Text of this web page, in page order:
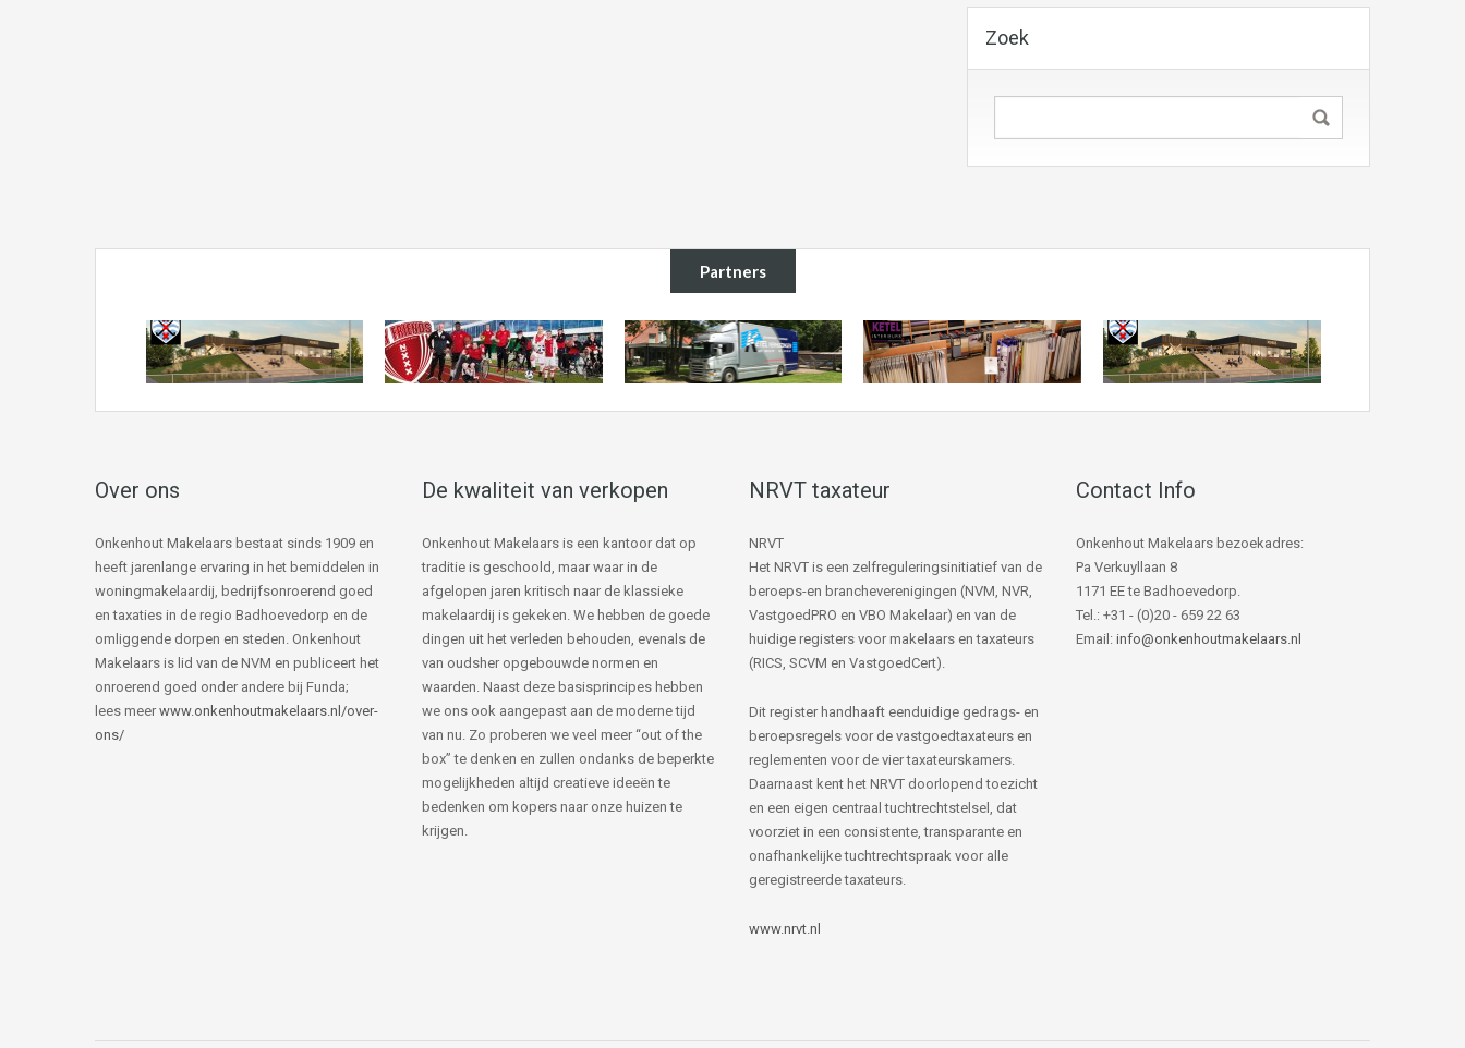
Zoek
Partners
Over ons
Onkenhout Makelaars bestaat sinds 1909 en
heeft jarenlange ervaring in het bemiddelen in
woningmakelaardij, bedrijfsonroerend goed
en taxaties in de regio Badhoevedorp en de
omliggende dorpen en steden. Onkenhout
Makelaars is lid van de NVM en publiceert het
onroerend goed onder andere bij Funda;
lees meer www.onkenhoutmakelaars.nl/over-
ons/
De kwaliteit van verkopen
Onkenhout Makelaars is een kantoor dat op
traditie is geschoold, maar waar in de
afgelopen jaren kritisch naar de klassieke
makelaardij is gekeken. We hebben de goede
dingen uit het verleden behouden, evenals de
van oudsher opgebouwde normen en
waarden. Naast deze basisprincipes hebben
we ons ook aangepast aan de moderne tijd
van nu. Zo proberen we veel meer “out of the
box” te denken en zullen ondanks de beperkte
mogelijkheden altijd creatieve ideeën te
bedenken om kopers naar onze huizen te
krijgen.
NRVT taxateur
NRVT
Het NRVT is een zelfreguleringsinitiatief van de
beroeps-en brancheverenigingen (NVM, NVR,
VastgoedPRO en VBO Makelaar) en van de
huidige registers voor makelaars en taxateurs
(RICS, SCVM en VastgoedCert).
Dit register handhaaft eenduidige gedrags- en
beroepsregels voor de vastgoedtaxateurs en
reglementen voor de vier taxateurskamers.
Daarnaast kent het NRVT doorlopend toezicht
en een eigen centraal tuchtrechtstelsel, dat
voorziet in een consistente, transparante en
onafhankelijke tuchtrechtspraak voor alle
geregistreerde taxateurs.
www.nrvt.nl
Contact Info
Onkenhout Makelaars bezoekadres:
Pa Verkuyllaan 8
1171 EE te Badhoevedorp.
Tel.: +31 - (0)20 - 659 22 63
Email: info@onkenhoutmakelaars.nl